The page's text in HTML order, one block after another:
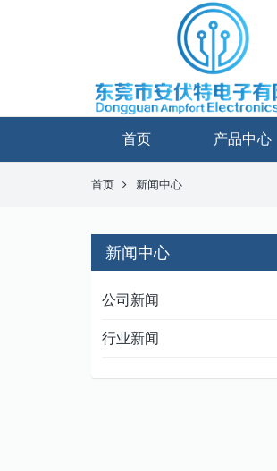
首页 产品中心
首页 新闻中心
新闻中心
公司新闻
行业新闻